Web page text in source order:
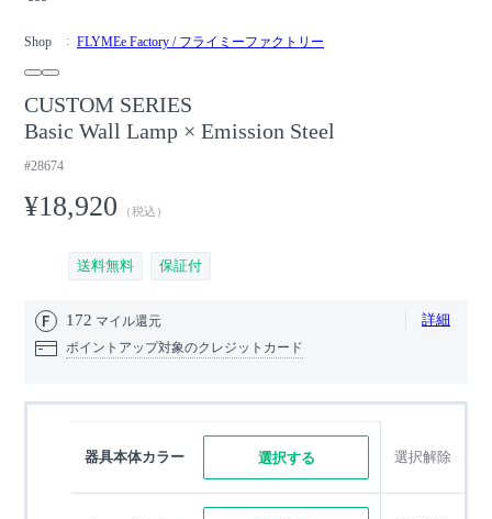
Shop FLYMEe Factory / フライミーファクトリー
CUSTOM SERIES
Basic Wall Lamp × Emission Steel
#28674
¥18,920 （税込）
送料無料 保証付
172 マイル還元 詳細
ポイントアップ対象のクレジットカード
器具本体カラー 選択する 選択解除